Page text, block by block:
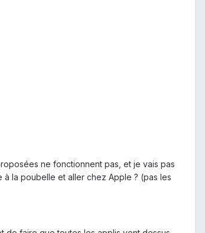
ne fonctionnent pas, et je vais pas
la poubelle et aller chez Apple ? (pas les